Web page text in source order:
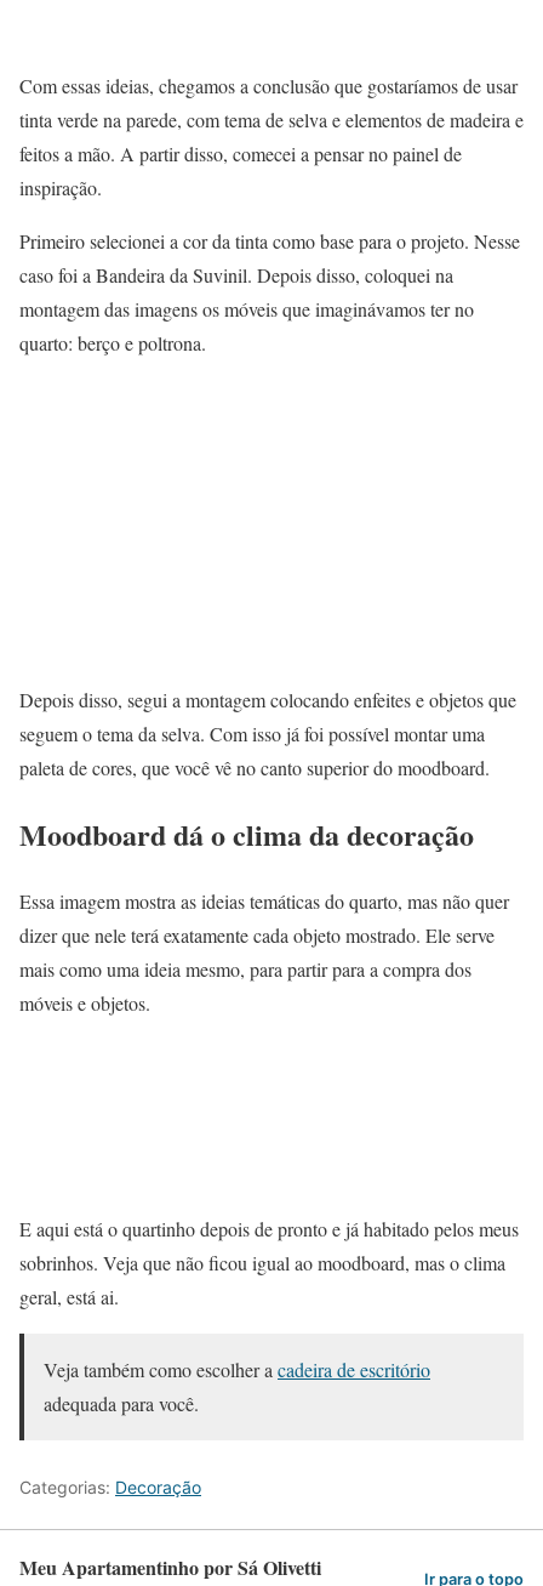
Com essas ideias, chegamos a conclusão que gostaríamos de usar
tinta verde na parede, com tema de selva e elementos de madeira e
feitos a mão. A partir disso, comecei a pensar no painel de
inspiração.
Primeiro selecionei a cor da tinta como base para o projeto. Nesse
caso foi a Bandeira da Suvinil. Depois disso, coloquei na
montagem das imagens os móveis que imaginávamos ter no
quarto: berço e poltrona.
Depois disso, segui a montagem colocando enfeites e objetos que
seguem o tema da selva. Com isso já foi possível montar uma
paleta de cores, que você vê no canto superior do moodboard.
Moodboard dá o clima da decoração
Essa imagem mostra as ideias temáticas do quarto, mas não quer
dizer que nele terá exatamente cada objeto mostrado. Ele serve
mais como uma ideia mesmo, para partir para a compra dos
móveis e objetos.
E aqui está o quartinho depois de pronto e já habitado pelos meus
sobrinhos. Veja que não ficou igual ao moodboard, mas o clima
geral, está ai.
Veja também como escolher a cadeira de escritório
adequada para você.
Categorias: Decoração
Meu Apartamentinho por Sá Olivetti Ir para o topo